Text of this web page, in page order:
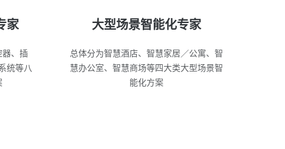
家
器、插
统等八
大型场景智能化专家
总体分为智慧酒店、智慧家居／公寓、智
慧办公室、智慧商场等四大类大型场景智
能化方案